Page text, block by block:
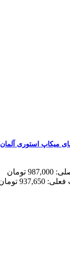
میکاپ استوری آلمان
قیمت اصلی: 987,000 تومان
تومان.